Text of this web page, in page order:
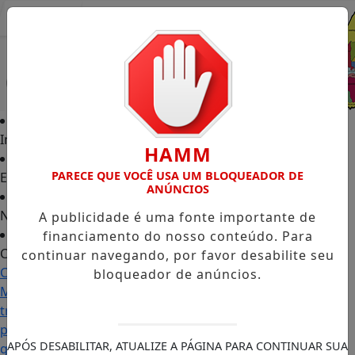
Início
Edições
Notícias
Contato
Carol
Monteiro:
trajetória
política
ganha
HAMM
PARECE QUE VOCÊ USA UM BLOQUEADOR DE
ANÚNCIOS
A publicidade é uma fonte importante de
financiamento do nosso conteúdo. Para
continuar navegando, por favor desabilite seu
bloqueador de anúncios.
APÓS DESABILITAR, ATUALIZE A PÁGINA PARA CONTINUAR SUA